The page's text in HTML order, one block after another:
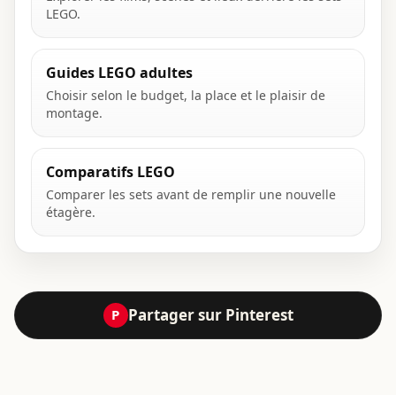
LEGO.
Guides LEGO adultes
Choisir selon le budget, la place et le plaisir de
montage.
Comparatifs LEGO
Comparer les sets avant de remplir une nouvelle
étagère.
P Partager sur Pinterest